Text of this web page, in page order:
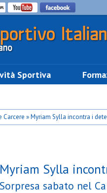
Sportiva
Carcere » Myriam Sylla incontra i
Myriam Sylla
Sorpresa sabato nel